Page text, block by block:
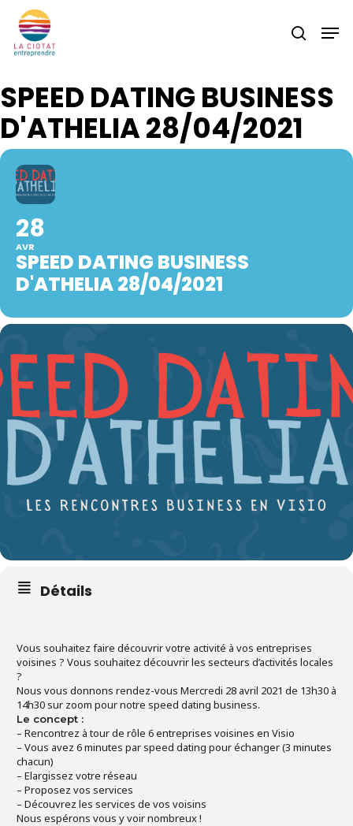
main
search
SPEED DATING BUSINESS
D'ATHELIA 28/04/2021
28
AVR
SPEED DATING BUSINESS
D'ATHELIA 28/04/2021
Détails
Vous souhaitez faire découvrir votre activité à vos entreprises
voisines ? Vous souhaitez découvrir les secteurs d’activités locales
?
Nous vous donnons rendez-vous Mercredi 28 avril 2021 de 13h30 à
14h30 sur zoom pour notre speed dating business.
Le concept :
– Rencontrez à tour de rôle 6 entreprises voisines en Visio
– Vous avez 6 minutes par speed dating pour échanger (3 minutes
chacun)
– Elargissez votre réseau
– Proposez vos services
– Découvrez les services de vos voisins
Nous espérons vous y voir nombreux !